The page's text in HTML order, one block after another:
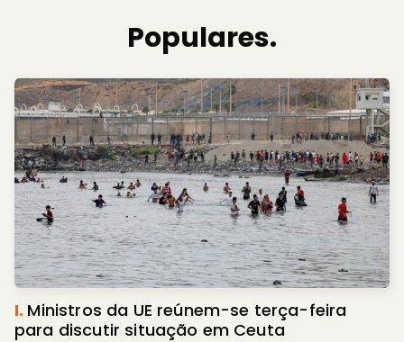
Populares.
I. Ministros da UE reúnem-se terça-feira
para discutir situação em Ceuta